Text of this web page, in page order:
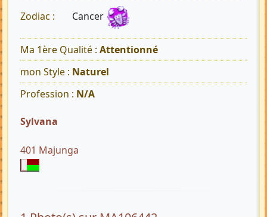
Zodiac : Cancer
Ma 1ère Qualité : Attentionné
mon Style : Naturel
Profession : N/A
Sylvana
401 Majunga